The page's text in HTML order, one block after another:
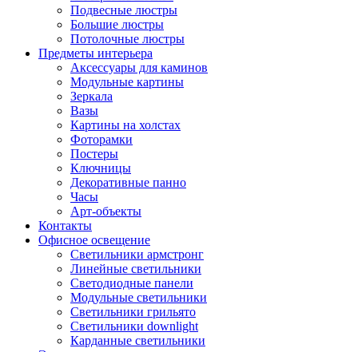
Подвесные люстры
Большие люстры
Потолочные люстры
Предметы интерьера
Аксессуары для каминов
Модульные картины
Зеркала
Вазы
Картины на холстах
Фоторамки
Постеры
Ключницы
Декоративные панно
Часы
Арт-объекты
Контакты
Офисное освещение
Светильники армстронг
Линейные светильники
Светодиодные панели
Модульные светильники
Светильники грильято
Светильники downlight
Карданные светильники